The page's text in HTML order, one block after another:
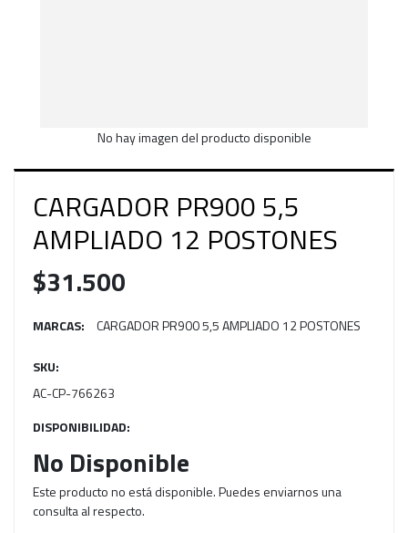
No hay imagen del producto disponible
CARGADOR PR900 5,5
AMPLIADO 12 POSTONES
$31.500
MARCAS: CARGADOR PR900 5,5 AMPLIADO 12 POSTONES
SKU:
AC-CP-766263
DISPONIBILIDAD:
No Disponible
Este producto no está disponible. Puedes enviarnos una
consulta al respecto.